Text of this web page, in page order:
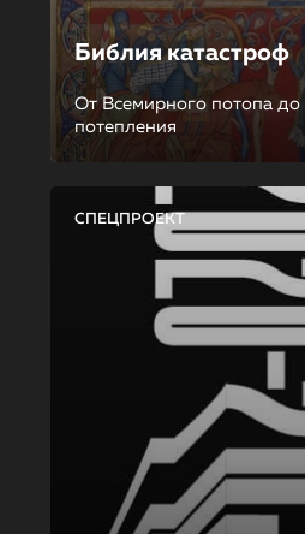
Библия катастроф
От Всемирного потопа до
потепления
СПЕЦПРОЕКТ